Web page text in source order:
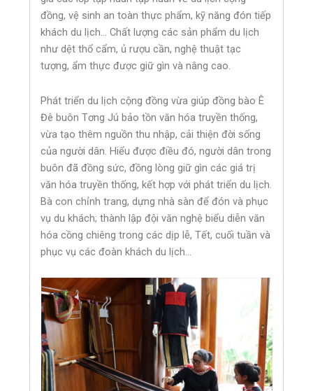
đồng, vệ sinh an toàn thực phẩm, kỹ năng đón tiếp
khách du lịch… Chất lượng các sản phẩm du lịch
như dệt thổ cẩm, ủ rượu cần, nghệ thuật tạc
tượng, ẩm thực được giữ gìn và nâng cao.
Phát triển du lịch cộng đồng vừa giúp đồng bào Ê
Đê buôn Tơng Jú bảo tồn văn hóa truyền thống,
vừa tạo thêm nguồn thu nhập, cải thiện đời sống
của người dân. Hiểu được điều đó, người dân trong
buôn đã đồng sức, đồng lòng giữ gìn các giá trị
văn hóa truyền thống, kết hợp với phát triển du lịch.
Bà con chỉnh trang, dựng nhà sàn để đón và phục
vụ du khách; thành lập đội văn nghệ biểu diễn văn
hóa cồng chiêng trong các dịp lễ, Tết, cuối tuần và
phục vụ các đoàn khách du lịch…